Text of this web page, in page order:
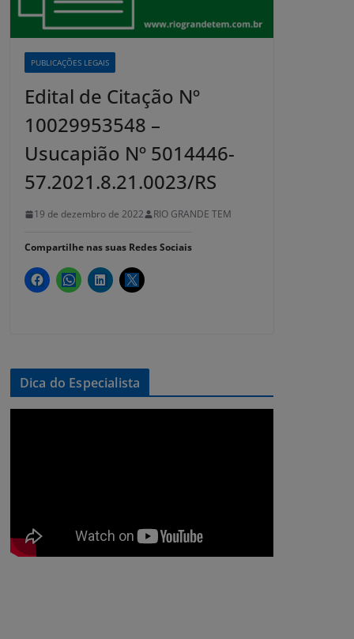
PUBLICAÇÕES LEGAIS
Edital de Citação Nº
10029953548 –
Usucapião Nº 5014446-
57.2021.8.21.0023/RS
19 de dezembro de 2022 RIO GRANDE TEM
Compartilhe nas suas Redes Sociais
Dica do Especialista